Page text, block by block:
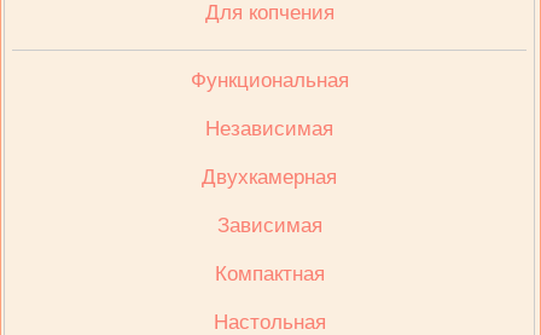
Для копчения
Функциональная
Независимая
Двухкамерная
Зависимая
Компактная
Настольная